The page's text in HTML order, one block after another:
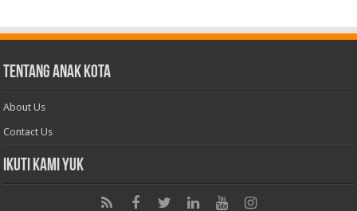
Tentang Anak Kota
About Us
Contact Us
Ikuti Kami Yuk